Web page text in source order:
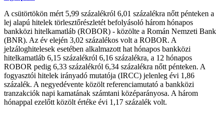
A csütörtökön mért 5,99 százalékról 6,01 százalékra nőtt pénteken a
lej alapú hitelek törlesztőrészletét befolyásoló három hónapos
bankközi hitelkamatláb (ROBOR) - közölte a Román Nemzeti Bank
(BNR). Az év elején 3,02 százalékos volt a ROBOR. A
jelzáloghitelesek esetében alkalmazott hat hónapos bankközi
hitelkamatláb 6,15 százalékról 6,16 százalékra, a 12 hónapos
ROBOR pedig 6,33 százalékról 6,34 százalékra nőtt pénteken. A
fogyasztói hitelek irányadó mutatója (IRCC) jelenleg évi 1,86
százalék. A negyedévente közölt referenciamutató a bankközi
tranzakciók napi kamatának számtani középarányosa. A három
hónappal ezelőtt közölt értéke évi 1,17 százalék volt.